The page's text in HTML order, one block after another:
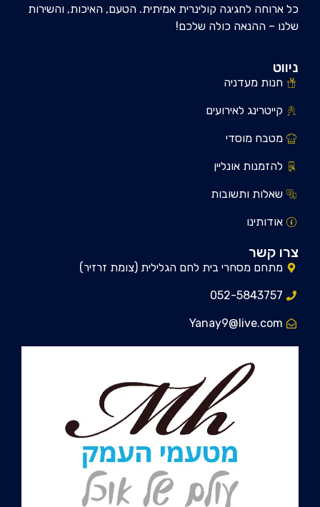
כל ארוחה לחגיגה קולינרית אמיתית. הטעם, האיכות, והשירות
שלנו – ההנאה כולה שלכם!
ניווט
חנות מעדניה
קייטרינג לאירועים
מטבח מוסדי
להזמנות אונליין
שאלות ותשובות
אודותינו
צרו קשר
מתחם מסחרי בית לחם הגלילית (צומת זרזיר)
052-5843757
Yanay9@live.com